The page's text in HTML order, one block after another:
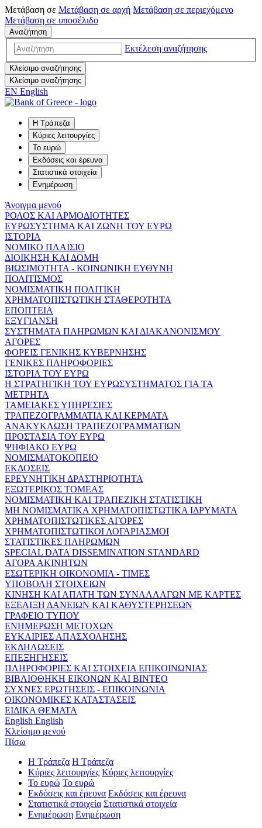
Μετάβαση σε Μετάβαση σε αρχή Μετάβαση σε περιεχόμενο
Μετάβαση σε υποσέλιδο
Αναζήτηση
Εκτέλεση αναζήτησης
Κλείσιμο αναζήτησης
Κλείσιμο αναζήτησης
EN English
Η Τράπεζα
Κύριες λειτουργίες
Το ευρώ
Εκδόσεις και έρευνα
Στατιστικά στοιχεία
Ενημέρωση
Άνοιγμα μενού
ΡΟΛΟΣ ΚΑΙ ΑΡΜΟΔΙΟΤΗΤΕΣ
ΕΥΡΩΣΥΣΤΗΜΑ ΚΑΙ ΖΩΝΗ ΤΟΥ ΕΥΡΩ
ΙΣΤΟΡΙΑ
ΝΟΜΙΚΟ ΠΛΑΙΣΙΟ
ΔΙΟΙΚΗΣΗ ΚΑΙ ΔΟΜΗ
ΒΙΩΣΙΜΟΤΗΤΑ - ΚΟΙΝΩΝΙΚΗ ΕΥΘΥΝΗ
ΠΟΛΙΤΙΣΜΟΣ
ΝΟΜΙΣΜΑΤΙΚΗ ΠΟΛΙΤΙΚΗ
ΧΡΗΜΑΤΟΠΙΣΤΩΤΙΚΗ ΣΤΑΘΕΡΟΤΗΤΑ
ΕΠΟΠΤΕΙΑ
ΕΞΥΓΙΑΝΣΗ
ΣΥΣΤΗΜΑΤΑ ΠΛΗΡΩΜΩΝ ΚΑΙ ΔΙΑΚΑΝΟΝΙΣΜΟΥ
ΑΓΟΡΕΣ
ΦΟΡΕΙΣ ΓΕΝΙΚΗΣ ΚΥΒΕΡΝΗΣΗΣ
ΓΕΝΙΚΕΣ ΠΛΗΡΟΦΟΡΙΕΣ
ΙΣΤΟΡΙΑ ΤΟΥ ΕΥΡΩ
Η ΣΤΡΑΤΗΓΙΚΗ ΤΟΥ ΕΥΡΩΣΥΣΤΗΜΑΤΟΣ ΓΙΑ ΤΑ
ΜΕΤΡΗΤΑ
ΤΑΜΕΙΑΚΕΣ ΥΠΗΡΕΣΙΕΣ
ΤΡΑΠΕΖΟΓΡΑΜΜΑΤΙΑ ΚΑΙ ΚΕΡΜΑΤΑ
ΑΝΑΚΥΚΛΩΣΗ ΤΡΑΠΕΖΟΓΡΑΜΜΑΤΙΩΝ
ΠΡΟΣΤΑΣΙΑ ΤΟΥ ΕΥΡΩ
ΨΗΦΙΑΚΟ ΕΥΡΩ
ΝΟΜΙΣΜΑΤΟΚΟΠΕΙΟ
ΕΚΔΟΣΕΙΣ
ΕΡΕΥΝΗΤΙΚΗ ΔΡΑΣΤΗΡΙΟΤΗΤΑ
ΕΞΩΤΕΡΙΚΟΣ ΤΟΜΕΑΣ
ΝΟΜΙΣΜΑΤΙΚΗ ΚΑΙ ΤΡΑΠΕΖΙΚΗ ΣΤΑΤΙΣΤΙΚΗ
ΜΗ ΝΟΜΙΣΜΑΤΙΚΑ ΧΡΗΜΑΤΟΠΙΣΤΩΤΙΚΑ ΙΔΡΥΜΑΤΑ
ΧΡΗΜΑΤΟΠΙΣΤΩΤΙΚΕΣ ΑΓΟΡΕΣ
ΧΡΗΜΑΤΟΠΙΣΤΩΤΙΚΟΙ ΛΟΓΑΡΙΑΣΜΟΙ
ΣΤΑΤΙΣΤΙΚΕΣ ΠΛΗΡΩΜΩΝ
SPECIAL DATA DISSEMINATION STANDARD
ΑΓΟΡΑ ΑΚΙΝΗΤΩΝ
ΕΣΩΤΕΡΙΚΗ ΟΙΚΟΝΟΜΙΑ - ΤΙΜΕΣ
ΥΠΟΒΟΛΗ ΣΤΟΙΧΕΙΩΝ
ΚΙΝΗΣΗ ΚΑΙ ΑΠΑΤΗ ΤΩΝ ΣΥΝΑΛΛΑΓΩΝ ΜΕ ΚΑΡΤΕΣ
ΕΞΕΛΙΞΗ ΔΑΝΕΙΩΝ ΚΑΙ ΚΑΘΥΣΤΕΡΗΣΕΩΝ
ΓΡΑΦΕΙΟ ΤΥΠΟΥ
ΕΝΗΜΕΡΩΣΗ ΜΕΤΟΧΩΝ
ΕΥΚΑΙΡΙΕΣ ΑΠΑΣΧΟΛΗΣΗΣ
ΕΚΔΗΛΩΣΕΙΣ
ΕΠΕΞΗΓΗΣΕΙΣ
ΠΛΗΡΟΦΟΡΙΕΣ ΚΑΙ ΣΤΟΙΧΕΙΑ ΕΠΙΚΟΙΝΩΝΙΑΣ
ΒΙΒΛΙΟΘΗΚΗ ΕΙΚΟΝΩΝ ΚΑΙ ΒΙΝΤΕΟ
ΣΥΧΝΕΣ ΕΡΩΤΗΣΕΙΣ - ΕΠΙΚΟΙΝΩΝΙΑ
ΟΙΚΟΝΟΜΙΚΕΣ ΚΑΤΑΣΤΑΣΕΙΣ
ΕΙΔΙΚΑ ΘΕΜΑΤΑ
English English
Κλείσιμο μενού
Πίσω
Η Τράπεζα Η Τράπεζα
Κύριες λειτουργίες Κύριες λειτουργίες
Το ευρώ Το ευρώ
Εκδόσεις και έρευνα Εκδόσεις και έρευνα
Στατιστικά στοιχεία Στατιστικά στοιχεία
Ενημέρωση Ενημέρωση